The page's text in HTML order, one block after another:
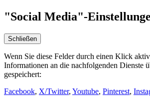
"Social Media"-
Schließen
Wenn Sie diese Felder durch einen Klick
Informationen an die nachfolgenden Dienste
gespeichert:
Facebook, X/Twitter, Youtube, Pinterest,